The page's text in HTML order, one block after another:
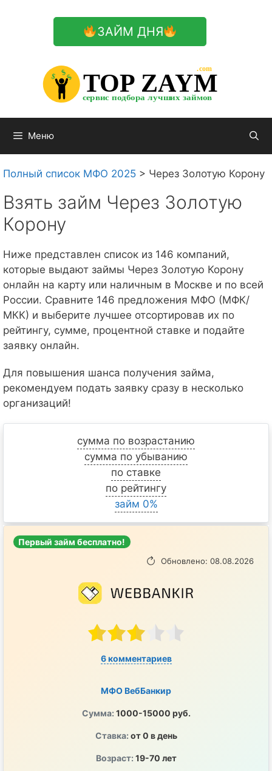
ЗАЙМ ДНЯ
TOP ZAYM
сервис подбора лучших займов
.com
$
$
$
Меню
Полный список МФО 2025 > Через Золотую Корону
Взять займ Через Золотую
Корону
Ниже представлен список из 146 компаний,
которые выдают займы Через Золотую Корону
онлайн на карту или наличным в Москве и по всей
России. Сравните 146 предложения МФО (МФК/
МКК) и выберите лучшее отсортировав их по
рейтингу, сумме, процентной ставке и подайте
заявку онлайн.
Для повышения шанса получения займа,
рекомендуем подать заявку сразу в несколько
организаций!
сумма по возрастанию
сумма по убыванию
по ставке
по рейтингу
займ 0%
Первый займ бесплатно!
Обновлено: 08.08.2026
6 комментариев
МФО ВебБанкир
Сумма: 1000-15000 руб.
Ставка: от 0 в день
Возраст: 19-70 лет